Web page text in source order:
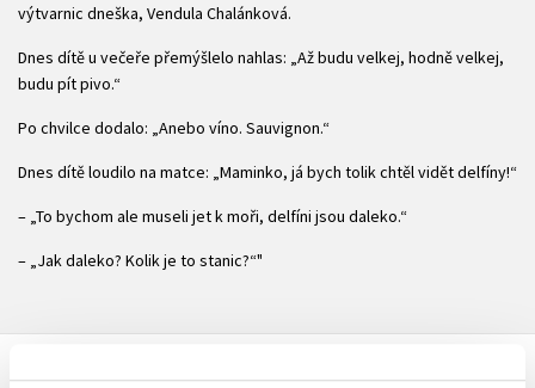
výtvarnic dneška, Vendula Chalánková.
Dnes dítě u večeře přemýšlelo nahlas: „Až budu velkej, hodně velkej,
budu pít pivo.“
Po chvilce dodalo: „Anebo víno. Sauvignon.“
Dnes dítě loudilo na matce: „Maminko, já bych tolik chtěl vidět delfíny!“
– „To bychom ale museli jet k moři, delfíni jsou daleko.“
– „Jak daleko? Kolik je to stanic?“"